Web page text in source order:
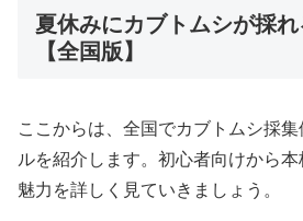
夏休みにカブトムシが採
【全国版】
ここからは、全国でカブトムシ採
ルを紹介します。初心者向けから
魅力を詳しく見ていきましょう。